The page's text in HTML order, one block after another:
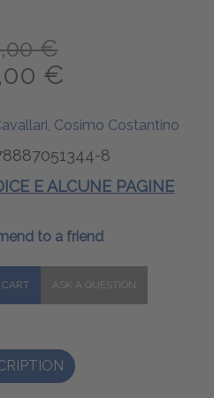
€
€
Cosimo Costantino
8
E ALCUNE PAGINE
to a friend